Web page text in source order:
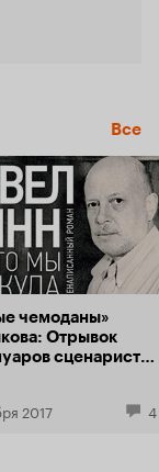
Все
чемоданы»
Отрывок
сценариста
2017 4